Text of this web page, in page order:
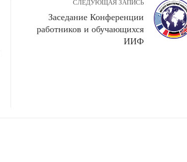
СЛЕДУЮЩАЯ ЗАПИСЬ
Заседание Конференции
работников и обучающихся
ИИФ